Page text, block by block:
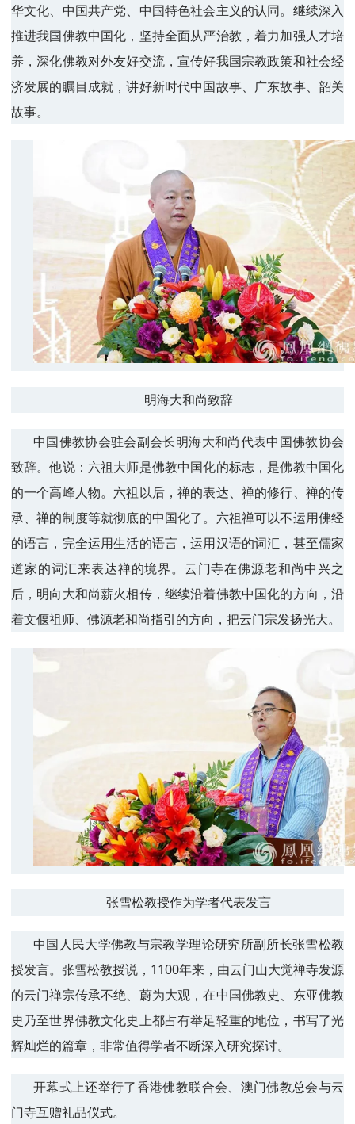
华文化、中国共产党、中国特色社会主义的认同。继续深入
推进我国佛教中国化，坚持全面从严治教，着力加强人才培
养，深化佛教对外友好交流，宣传好我国宗教政策和社会经
济发展的瞩目成就，讲好新时代中国故事、广东故事、韶关
故事。
明海大和尚致辞
中国佛教协会驻会副会长明海大和尚代表中国佛教协会
致辞。他说：六祖大师是佛教中国化的标志，是佛教中国化
的一个高峰人物。六祖以后，禅的表达、禅的修行、禅的传
承、禅的制度等就彻底的中国化了。六祖禅可以不运用佛经
的语言，完全运用生活的语言，运用汉语的词汇，甚至儒家
道家的词汇来表达禅的境界。云门寺在佛源老和尚中兴之
后，明向大和尚薪火相传，继续沿着佛教中国化的方向，沿
着文偃祖师、佛源老和尚指引的方向，把云门宗发扬光大。
张雪松教授作为学者代表发言
中国人民大学佛教与宗教学理论研究所副所长张雪松教
授发言。张雪松教授说，1100年来，由云门山大觉禅寺发源
的云门禅宗传承不绝、蔚为大观，在中国佛教史、东亚佛教
史乃至世界佛教文化史上都占有举足轻重的地位，书写了光
辉灿烂的篇章，非常值得学者不断深入研究探讨。
开幕式上还举行了香港佛教联合会、澳门佛教总会与云
门寺互赠礼品仪式。